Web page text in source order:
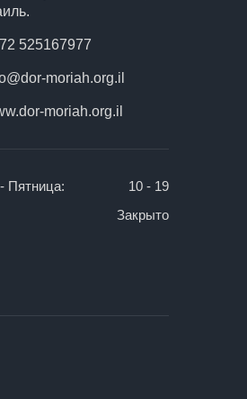
525167977
moriah.org.il
moriah.org.il
Пятница:
10 - 19
Закрыто